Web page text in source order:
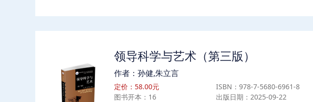
位会计资产、负债、净资产、收入、费用以及预算收入、预算支出
和预算结余的确认、计量、报告。民间非营利组织会计系统介绍民
间非营利组织资产、负债、净资产、收入和费用的确认、计量以及
报告。
领导科学与艺术（第三版）
作者：孙健,朱立言
定价：58.00元
ISBN：978-7-5680-6961-8
图书开本：16
出版日期：2025-09-22